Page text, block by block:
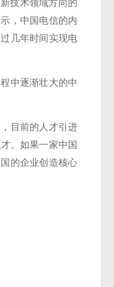
技术领域方向的
，中国电信的内
几年时间实现电
中逐渐壮大的中
目前的人才引进
。如果一家中国
的企业创造核心